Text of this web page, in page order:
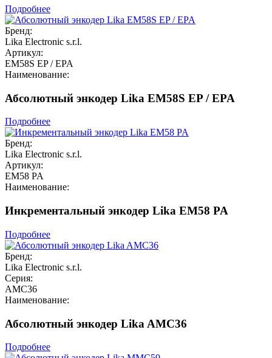
Подробнее
Бренд:
Lika Electronic s.r.l.
Артикул:
EM58S EP / EPA
Наименование:
Абсолютный энкодер Lika EM58S EP / EPA
Подробнее
Бренд:
Lika Electronic s.r.l.
Артикул:
EM58 PA
Наименование:
Инкрементальный энкодер Lika EM58 PA
Подробнее
Бренд:
Lika Electronic s.r.l.
Серия:
AMC36
Наименование:
Абсолютный энкодер Lika AMC36
Подробнее